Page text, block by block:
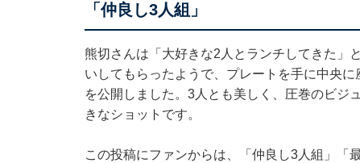
「仲良し3人組」
熊切さんは「大好きな2人とランチしてきた」
いしてもらったようで、プレートを手に中央
を公開しました。3人とも美しく、圧巻のビジ
きなショットです。
この投稿にファンからは、「仲良し3人組」「